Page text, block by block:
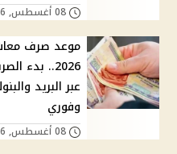
08 أغسطس, 2026 12:40 م
موعد صرف
2026.. بدء
وفوري
08 أغسطس, 2026 12:28 م